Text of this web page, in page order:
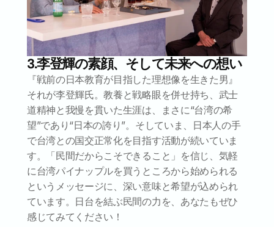
3.李登輝の素顔、そして未来への想い
『戦前の日本教育が目指した理想像を生きた男』
それが李登輝氏。教養と戦略眼を併せ持ち、武士
道精神と我慢を貫いた生涯は、まさに“台湾の希
望”であり“日本の誇り”。そしていま、日本人の手
で台湾との国交正常化を目指す活動が続いていま
す。「民間だからこそできること」を信じ、気軽
に台湾パイナップルを買うところから始められる
というメッセージに、深い意味と希望が込められ
ています。日台を結ぶ民間の力を、あなたもぜひ
感じてみてください！